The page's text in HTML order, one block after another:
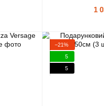
1
−21%
5
5